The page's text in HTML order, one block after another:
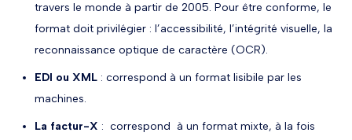
travers le monde à partir de 2005. Pour être conforme, le
format doit privilégier : l’accessibilité, l’intégrité visuelle, la
reconnaissance optique de caractère (OCR).
EDI ou XML : correspond à un format lisibile par les
machines.
La factur-X : correspond à un format mixte, à la fois